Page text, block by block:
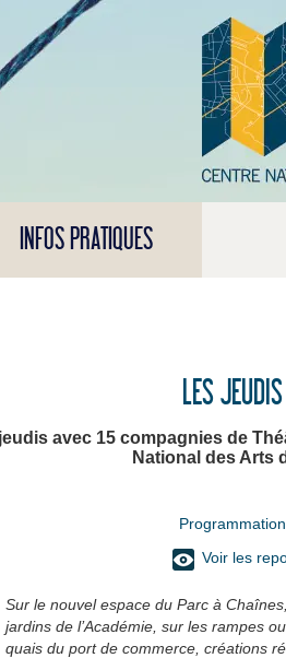
INFOS PRATIQUES
LES
avec 15 compagnies de
National des Arts
Programmation
Voir les
Sur le nouvel espace du Parc à
jardins de l’Académie, sur les rampes
quais du port de commerce, créations